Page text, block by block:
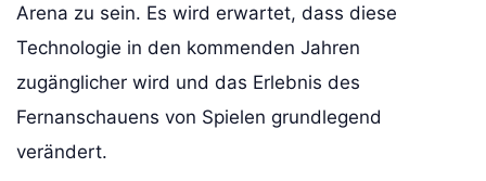
Arena zu sein. Es wird erwartet, dass diese
Technologie in den kommenden Jahren
zugänglicher wird und das Erlebnis des
Fernanschauens von Spielen grundlegend
verändert.